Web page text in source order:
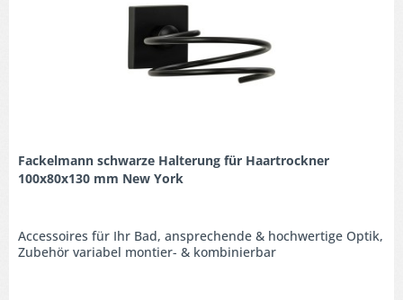
Fackelmann schwarze Halterung für Haartrockner
100x80x130 mm New York
Accessoires für Ihr Bad, ansprechende & hochwertige Optik,
Zubehör variabel montier- & kombinierbar